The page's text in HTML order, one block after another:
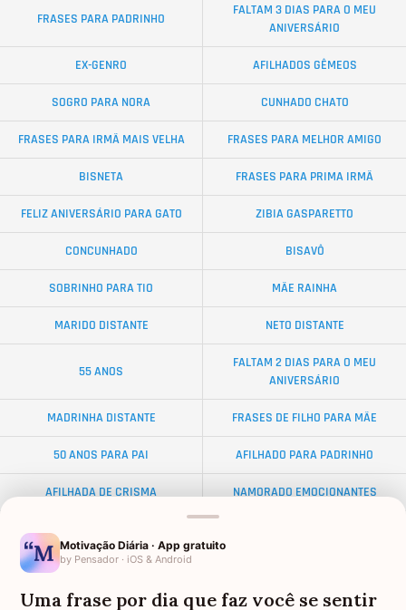
FRASES PARA PADRINHO
FALTAM 3 DIAS PARA O MEU
ANIVERSÁRIO
EX-GENRO AFILHADOS GÊMEOS
SOGRO PARA NORA CUNHADO CHATO
FRASES PARA IRMÃ MAIS VELHA FRASES PARA MELHOR AMIGO
BISNETA FRASES PARA PRIMA IRMÃ
FELIZ ANIVERSÁRIO PARA GATO ZIBIA GASPARETTO
CONCUNHADO BISAVÔ
SOBRINHO PARA TIO MÃE RAINHA
MARIDO DISTANTE NETO DISTANTE
55 ANOS
FALTAM 2 DIAS PARA O MEU
ANIVERSÁRIO
MADRINHA DISTANTE FRASES DE FILHO PARA MÃE
50 ANOS PARA PAI AFILHADO PARA PADRINHO
AFILHADA DE CRISMA NAMORADO EMOCIONANTES
EX-SOGRO
AFILHADO PARA MADRINHA PALAVRAS
Motivação Diária · App gratuito
by Pensador · iOS & Android
Uma frase por dia que faz você se sentir